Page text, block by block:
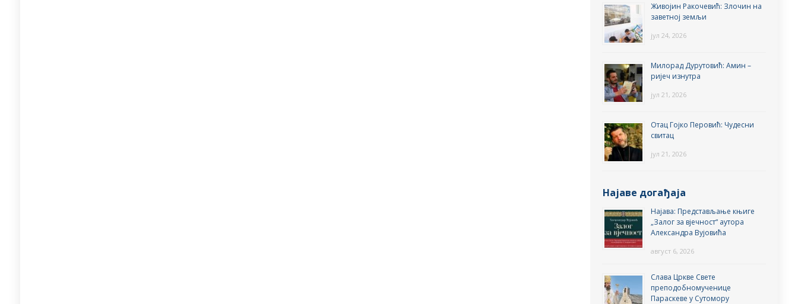
Живојин Ракочевић: Злочин на
заветној земљи
јул 24, 2026
Милорад Дурутовић: Амин –
ријеч изнутра
јул 21, 2026
Отац Гојко Перовић: Чудесни
свитац
јул 21, 2026
Најаве догађаја
Најава: Представљање књиге
„Залог за вјечност“ аутора
Александра Вујовића
август 6, 2026
Слава Цркве Свете
преподобномученице
Параскеве у Сутомору